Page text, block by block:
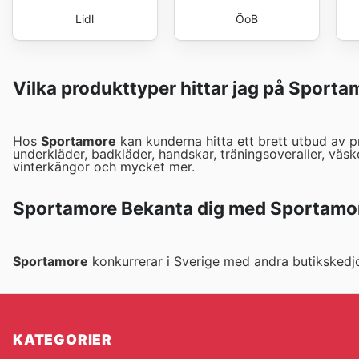
Lidl ÖoB
Vilka produkttyper hittar jag på
Hos Sportamore kan kunderna hitta ett brett utbud av
underkläder, badkläder, handskar, träningsoveraller,
vinterkängor och mycket mer.
Sportamore Bekanta dig med
Sportamore konkurrerar i Sverige med andra
KATEGORIER